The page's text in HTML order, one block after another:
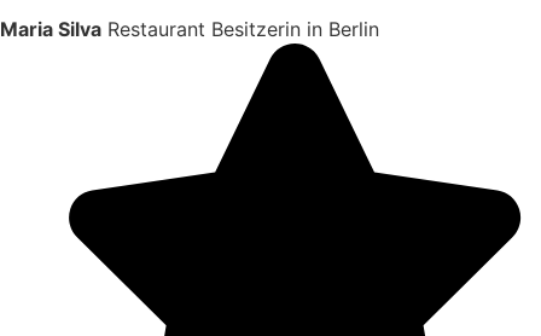
Maria Silva Restaurant Besitzerin in Berlin